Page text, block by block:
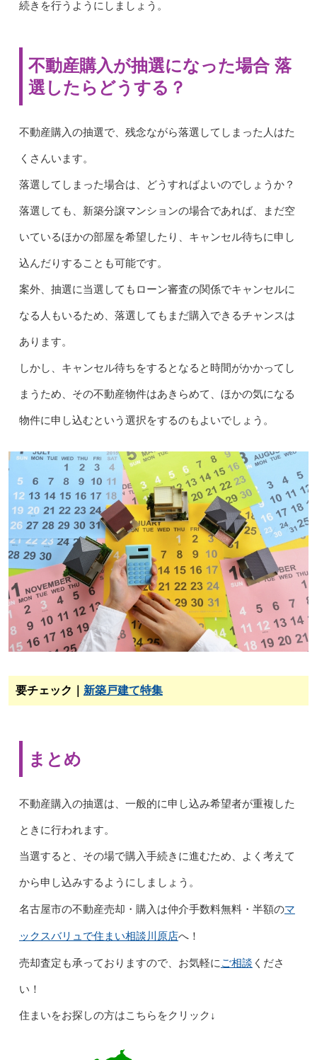
続きを行うようにしましょう。
不動産購入が抽選になった場合 落
選したらどうする？
不動産購入の抽選で、残念ながら落選してしまった人はた
くさんいます。
落選してしまった場合は、どうすればよいのでしょうか？
落選しても、新築分譲マンションの場合であれば、まだ空
いているほかの部屋を希望したり、キャンセル待ちに申し
込んだりすることも可能です。
案外、抽選に当選してもローン審査の関係でキャンセルに
なる人もいるため、落選してもまだ購入できるチャンスは
あります。
しかし、キャンセル待ちをするとなると時間がかかってし
まうため、その不動産物件はあきらめて、ほかの気になる
物件に申し込むという選択をするのもよいでしょう。
要チェック｜ 新築戸建て特集
まとめ
不動産購入の抽選は、一般的に申し込み希望者が重複した
ときに行われます。
当選すると、その場で購入手続きに進むため、よく考えて
から申し込みするようにしましょう。
名古屋市の不動産売却・購入は仲介手数料無料・半額のマ
ックスバリュで住まい相談川原店へ！
売却査定も承っておりますので、お気軽に ご相談 くださ
い！
住まいをお探しの方はこちらをクリック↓